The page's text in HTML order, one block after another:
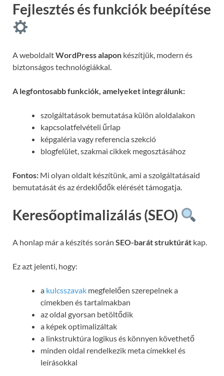
Fejlesztés és funkciók beépítése
A weboldaltWordPress alapon készítjük, modern és
biztonságos technológiákkal.
A legfontosabb funkciók, amelyeket integrálunk:
szolgáltatások bemutatása külön aloldalakon
kapcsolatfelvételi űrlap
képgaléria vagy referencia szekció
blogfelület, szakmai cikkek megosztásához
Fontos: Mi olyan oldalt készítünk, ami a szolgáltatásaid
bemutatását és az érdeklődők elérését támogatja.
Keresőoptimalizálás (SEO)
A honlap már a készítés során SEO-barát struktúrát kap.
Ez azt jelenti, hogy:
a kulcsszavak megfelelően szerepelnek a
címekben és tartalmakban
az oldal gyorsan betöltődik
a képek optimalizáltak
a linkstruktúra logikus és könnyen követhető
minden oldal rendelkezik meta címekkel és
leírásokkal